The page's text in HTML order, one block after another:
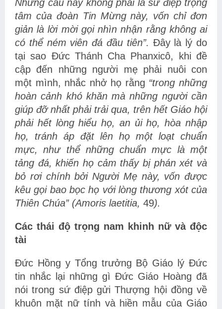
Nhưng câu này không phải là sứ điệp trọng
tâm của đoàn Tin Mừng này, vốn chỉ đơn
giản là lời mời gọi nhìn nhận rằng không ai
có thể ném viên đá đầu tiên”. Đây là lý do
tại sao Đức Thánh Cha Phanxicô, khi đề
cập đến những người mẹ phải nuôi con
một mình, nhắc nhở họ rằng “trong những
hoàn cảnh khó khăn mà những người cần
giúp đỡ nhất phải trải qua, trên hết Giáo hội
phải hết lòng hiểu họ, an ủi họ, hòa nhập
họ, tránh áp đặt lên họ một loạt chuẩn
mực, như thể những chuẩn mực là một
tảng đá, khiến họ cảm thấy bị phán xét và
bỏ rơi chính bởi Người Mẹ này, vốn được
kêu gọi bao bọc họ với lòng thương xót của
Thiên Chúa” (Amoris laetitia, 49).
Các thái độ trọng nam khinh nữ và độc
tài
Đức Hồng y Tổng trưởng Bộ Giáo lý Đức
tin nhắc lại những gì Đức Giáo Hoàng đã
nói trong sứ điệp gửi Thượng hội đồng về
khuôn mặt nữ tính và hiền mẫu của Giáo